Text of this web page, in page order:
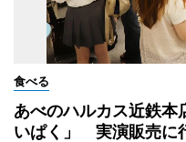
食べる
あべのハルカス近鉄本
いぱく」 実演販売に